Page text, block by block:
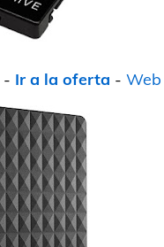
- Ir a la oferta - Web